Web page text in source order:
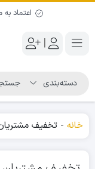
اعتماد به
|
خانه - تخفیف مشتریان